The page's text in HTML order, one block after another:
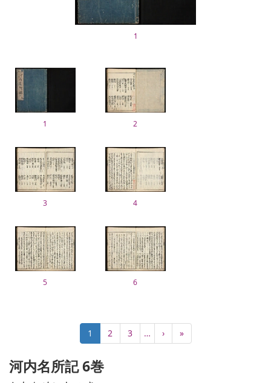
1
1 2
3 4
5 6
Current
page
1 Page
2 Page
3 …
Next
page
›
Last
page
»
河内名所記 6巻